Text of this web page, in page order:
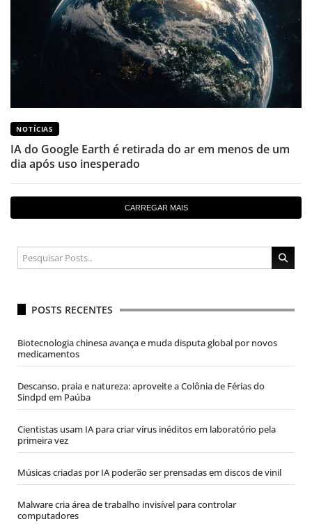
NOTÍCIAS
IA do Google Earth é retirada do ar em menos de um
dia após uso inesperado
CARREGAR MAIS
POSTS RECENTES
Biotecnologia chinesa avança e muda disputa global por novos
medicamentos
Descanso, praia e natureza: aproveite a Colônia de Férias do
Sindpd em Paúba
Cientistas usam IA para criar vírus inéditos em laboratório pela
primeira vez
Músicas criadas por IA poderão ser prensadas em discos de vinil
Malware cria área de trabalho invisível para controlar
computadores